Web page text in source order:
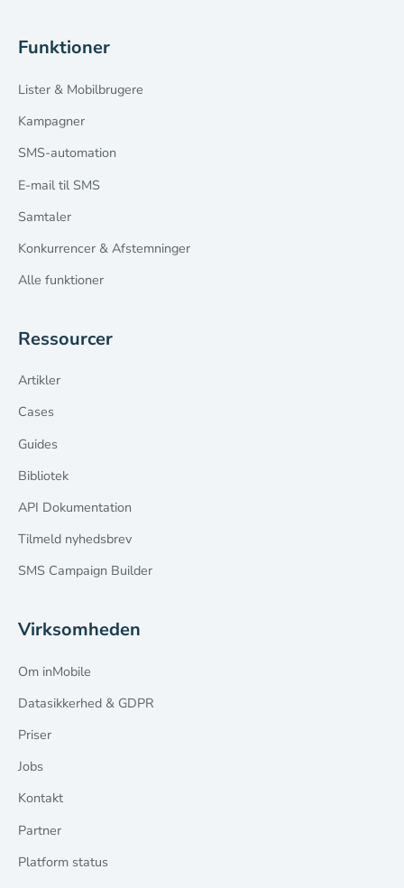
Funktioner
Lister & Mobilbrugere
Kampagner
SMS-automation
E-mail til SMS
Samtaler
Konkurrencer & Afstemninger
Alle funktioner
Ressourcer
Artikler
Cases
Guides
Bibliotek
API Dokumentation
Tilmeld nyhedsbrev
SMS Campaign Builder
Virksomheden
Om inMobile
Datasikkerhed & GDPR
Priser
Jobs
Kontakt
Partner
Platform status